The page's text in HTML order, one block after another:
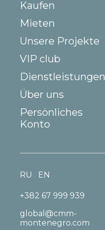
Kaufen
Mieten
Unsere Projekte
VIP club
Dienstleistungen
Über uns
Persönliches
Konto
+382 67 999 939
global@cmm-
montenegro.com
RU EN